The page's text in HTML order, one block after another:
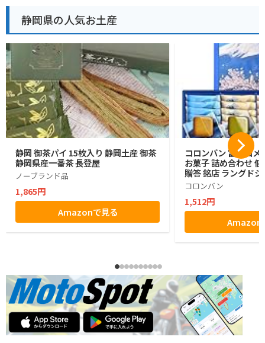
静岡県の人気お土産
静岡 御茶パイ 15枚入り 静岡土産 御茶
静岡県産一番茶 長登屋
ノーブランド品
1,865円
Amazonで見る
コロンバン 富士山メ
お菓子 詰め合わせ
贈答 銘店 ラングド
コロンバン
1,512円
Amazon